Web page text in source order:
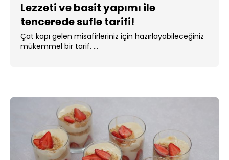
Lezzeti ve basit yapımı ile
tencerede sufle tarifi!
Çat kapı gelen misafirleriniz için hazırlayabileceğiniz
mükemmel bir tarif. ...